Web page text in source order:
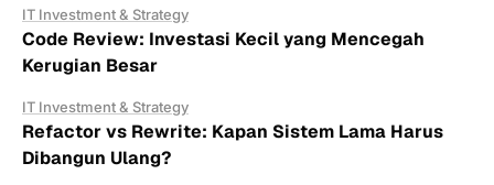
IT Investment & Strategy
Code Review: Investasi Kecil yang Mencegah
Kerugian Besar
IT Investment & Strategy
Refactor vs Rewrite: Kapan Sistem Lama Harus
Dibangun Ulang?